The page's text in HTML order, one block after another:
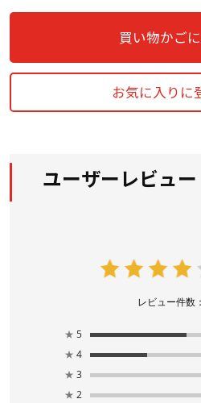
買い物かご
お気に入りに
ユーザーレビュー
レビュー件数
★ 5
★ 4
★ 3
★ 2